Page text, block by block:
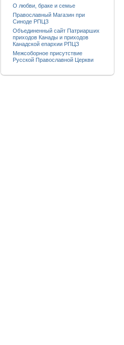
О любви, браке и семье
Православный Магазин при
Синоде РПЦЗ
Объединенный сайт Патриарших
приходов Канады и приходов
Канадской епархии РПЦЗ
Межсоборное присутствие
Русской Православной Церкви